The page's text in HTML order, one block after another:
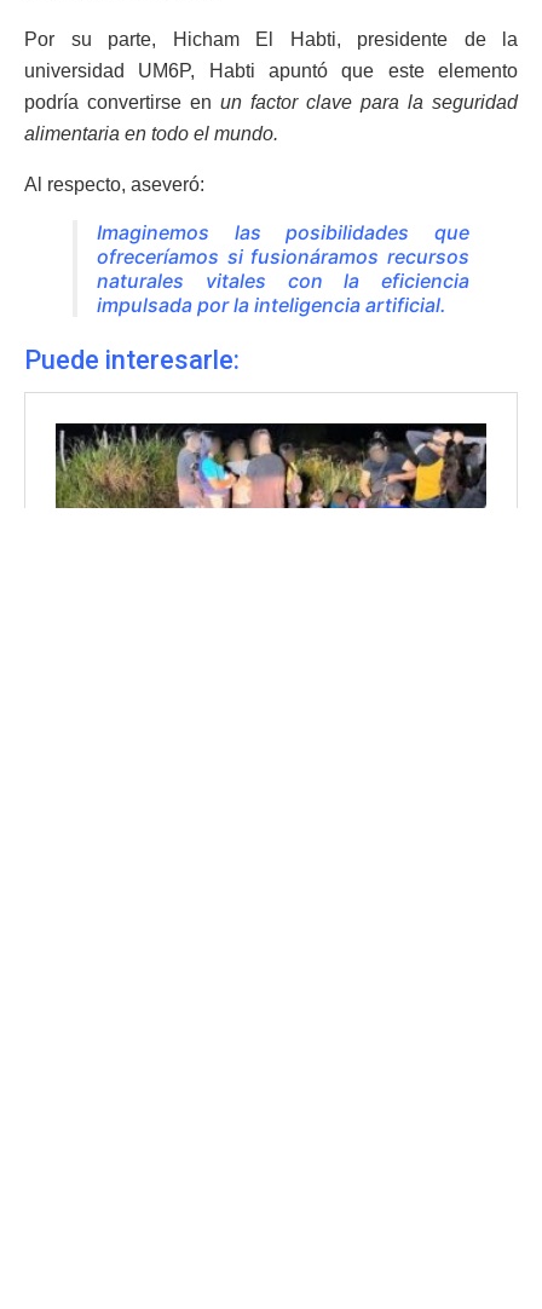
Por su parte, Hicham El Habti, presidente de la
universidad UM6P, Habti apuntó que este elemento
podría convertirse en un factor clave para la seguridad
alimentaria en todo el mundo.
Al respecto, aseveró:
Imaginemos las posibilidades que
ofreceríamos si fusionáramos recursos
naturales vitales con la eficiencia
impulsada por la inteligencia artificial.
Puede interesarle: